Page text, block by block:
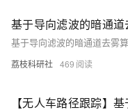
荔枝科研社 469